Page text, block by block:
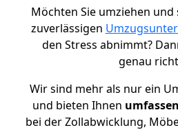
Möchten Sie umziehen und
zuverlässigen
den Stress abnimmt?
genau
Wir sind mehr als nur ein
und bieten Ihnen
bei der Zollabwicklung,